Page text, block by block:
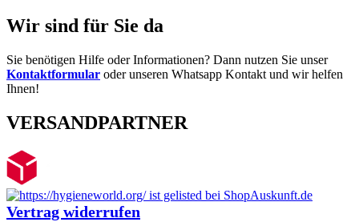
Wir sind für Sie da
Sie benötigen Hilfe oder Informationen? Dann nutzen Sie unser
Kontaktformular oder unseren Whatsapp Kontakt und wir helfen
Ihnen!
VERSANDPARTNER
Vertrag widerrufen